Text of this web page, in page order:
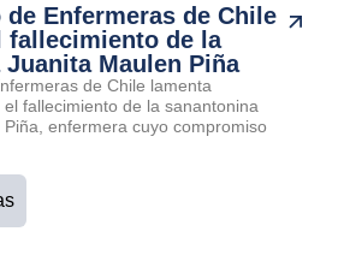
de Enfermeras de Chile
fallecimiento de la
Juanita Maulen Piña
de Chile lamenta
fallecimiento de la sanantonina
enfermera cuyo compromiso